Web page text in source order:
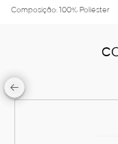
Composição: 100% Poliéster